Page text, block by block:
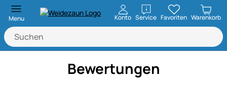
Menu Konto ServiceöffnenFavoriten Warenkorb
Bewertungen